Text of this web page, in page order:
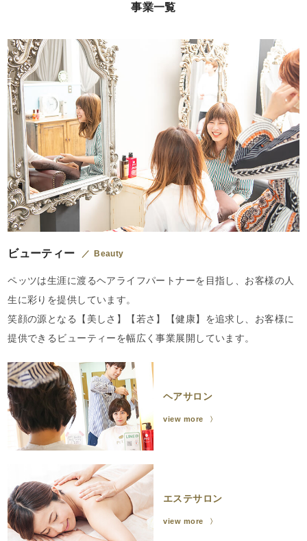
事業一覧
ビューティー Beauty
ペッツは生涯に渡るヘアライフパートナーを目指し、お客様の人
生に彩りを提供しています。
笑顔の源となる【美しさ】【若さ】【健康】を追求し、お客様に
提供できるビューティーを幅広く事業展開しています。
ヘアサロン
view more
エステサロン
view more